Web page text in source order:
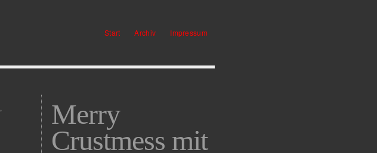
Start Archiv Impressum
Merry
Crustmess mit